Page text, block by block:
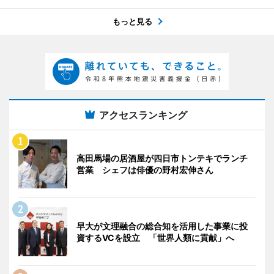
もっと見る
アクセスランキング
高田馬場の居酒屋が四日市トンテキでランチ
営業 シェフは俳優の野村宏伸さん
早大が文理融合の総合知を活用した事業に投
資するVCを設立 「世界人類に貢献」へ